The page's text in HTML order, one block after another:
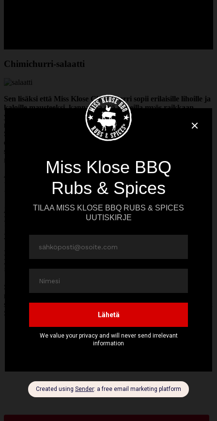
Chimichurri-salaatti
Sen lisäksi että Miss Klose Chimichurri sopii erilaisille lihoille ja
kaloille mausteeksi, kannattaa sitä kokeilla myös raikkaan
yrttisenä salaatinkastikkeena. Reseptin salaatti on
mahdollisimman simppeli, sillä sen kylkeen kun tarjoilee tuhdit
Sweet & Smoky kasslerpihvit, ei salaatissa tarvitse tapahtua
erikoisia kommervenkkejä. Mutta jokainen voi toki omaan
salaattiinsa lisätä mitä haluaa. Kannattaa kokeilla esimerkiksi
retiisejä, oliiveja, punasipulia tai fetaa.
4-6:lle
Valmistusaika: 30 min
Vaatimustaso: Keskitaso
Miss Klose Chimichurri-kastike
3 rkl
Miss Klose Chimichurri
2 rkl sitruunamehua
300 g salaattisekoitusta
200 g kirsikkatomaatteja
½ kurkku
Sekoita Chimichurri-kastikkeen ainekset ja anna turvota 30
minuuttia. Puolita kirsikkatomaatit ja viipaloi kurkku. Sekoita
salaatin ainekset ja kastike keskenään ja tarjoile esimerkiksi Sweet &
Smokyllä maustettujen kasslerpihvien kanssa.